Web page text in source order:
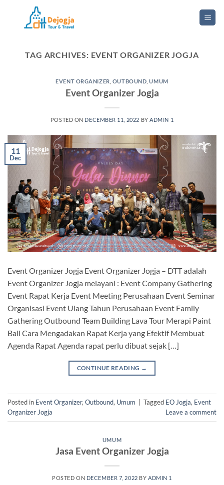
content
TAG ARCHIVES: EVENT ORGANIZER JOGJA
EVENT ORGANIZER OUTBOUND ,UMUM
Event Organizer Jogja
POSTED ON DECEMBER 11, 2022 BY ADMIN 1
11
Dec
Event Organizer Jogja Event Organizer Jogja – DTT adalah
Event Organizer Jogja melayani : Event Company Gathering
Event Rapat Kerja Event Meeting Perusahaan Event Seminar
Organisasi Event Ulang Tahun Perusahaan Event Family
Gathering Outbound Team Building Lava Tour Merapi Paint
Ball Cara Mengadakan Rapat Kerja yang Efektif Membuat
Agenda Rapat Agenda rapat perlu dibuat sejak […]
CONTINUE READING →
Posted in Event Organizer, Outbound, Umum Tagged EO Jogja, Event
Organizer Jogja
Leave a comment
UMUM
Jasa Event Organizer Jogja
POSTED ON DECEMBER 7, 2022 BY ADMIN 1